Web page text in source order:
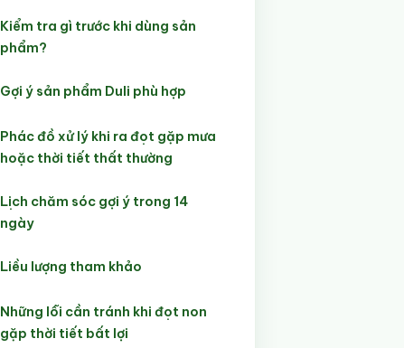
Kiểm tra gì trước khi dùng sản
phẩm?
Gợi ý sản phẩm Duli phù hợp
Phác đồ xử lý khi ra đọt gặp mưa
hoặc thời tiết thất thường
Lịch chăm sóc gợi ý trong 14
ngày
Liều lượng tham khảo
Những lỗi cần tránh khi đọt non
gặp thời tiết bất lợi